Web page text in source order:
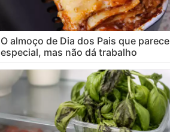
O almoço de Dia dos Pais que parece
especial, mas não dá trabalho